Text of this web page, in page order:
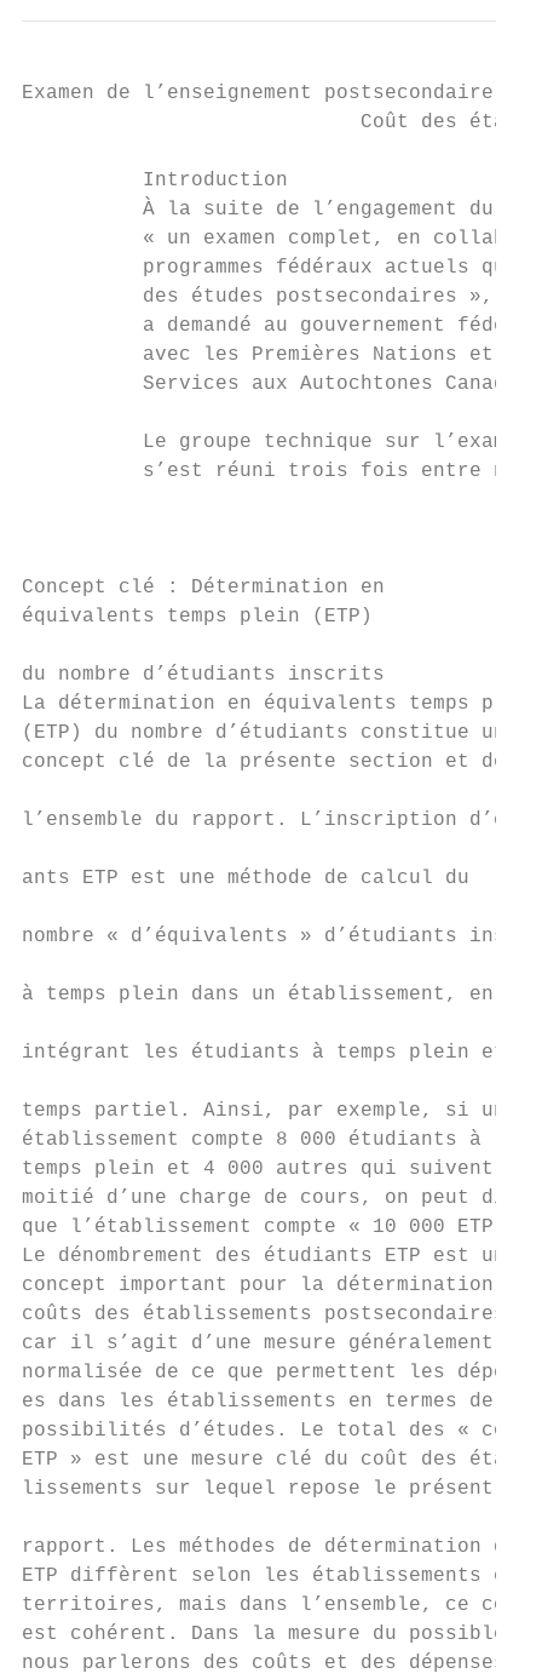
Examen de l’enseignement postsecondaire
Coût des
          Introduction
À la suite de l’engagement du
« un examen complet, en
programmes fédéraux actuels qui
des études postsecondaires »,
a demandé au gouvernement
avec les Premières Nations et
Services aux Autochtones Canada
Le groupe technique sur
s’est réuni trois fois entre
Concept clé : Détermination en
équivalents temps plein (ETP)
du nombre d’étudiants inscrits
La détermination en équivalents temps
(ETP) du nombre d’étudiants constitue
concept clé de la présente section et de
l’ensemble du rapport. L’inscription
ants ETP est une méthode de calcul du
nombre « d’équivalents » d’étudiants
à temps plein dans un établissement, en
intégrant les étudiants à temps plein et à
temps partiel. Ainsi, par exemple, si un
établissement compte 8 000 étudiants à
temps plein et 4 000 autres qui suivent
moitié d’une charge de cours, on peut
que l’établissement compte « 10 000
Le dénombrement des étudiants ETP est
concept important pour la détermination
coûts des établissements
car il s’agit d’une mesure généralement
normalisée de ce que permettent les
es dans les établissements en termes de
possibilités d’études. Le total des «
ETP » est une mesure clé du coût des étab-
lissements sur lequel repose le présent
rapport. Les méthodes de détermination des
ETP diffèrent selon les établissements
territoires, mais dans l’ensemble, ce
est cohérent. Dans la mesure du
nous parlerons des coûts et des